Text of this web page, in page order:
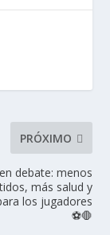
PRÓXIMO
debate: menos
más salud y
los jugadores
⚽️🛑